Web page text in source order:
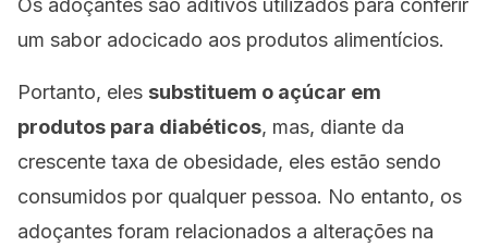
Os adoçantes são aditivos utilizados para conferir
um sabor adocicado aos produtos alimentícios.
Portanto, eles substituem o açúcar em
produtos para diabéticos, mas, diante da
crescente taxa de obesidade, eles estão sendo
consumidos por qualquer pessoa. No entanto, os
adoçantes foram relacionados a alterações na